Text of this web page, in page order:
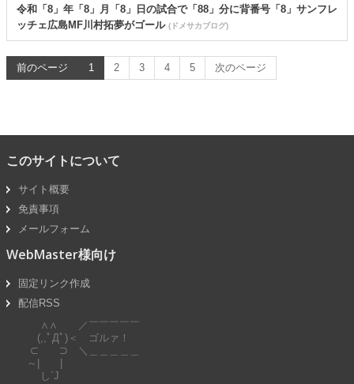
令和「8」年「8」月「8」日の試合で「88」分に背番号「8」サンフレ
ッチェ広島MF川村拓夢がゴール (ドメサカブログ)
前のページ 1 2 3 4 5 次のページ
このサイトについて
サイト概要
免責事項
メールフォーム
WebMaster様向け
固定リンク作成
配信RSS
∧∧ ／￣￣￣￣￣
(,,ﾟДﾟ)＜ ゴルァ！
⊂ ⊃ ＼＿＿＿＿＿
～| |
し`J